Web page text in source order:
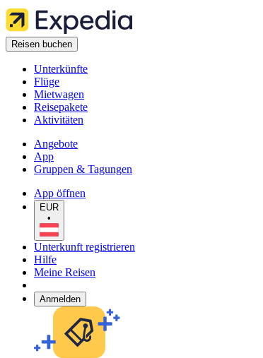
Reisen buchen
Unterkünfte
Flüge
Mietwagen
Reisepakete
Aktivitäten
Angebote
App
Gruppen & Tagungen
App öffnen
EUR
•
Unterkunft registrieren
Hilfe
Meine Reisen
Anmelden